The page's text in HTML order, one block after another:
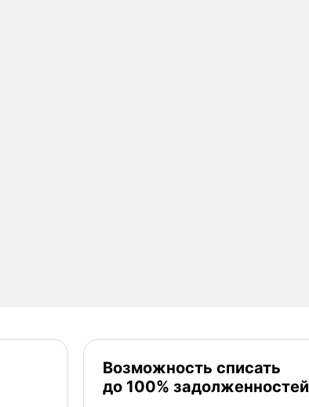
Возможность списать
до 100% задолженностей